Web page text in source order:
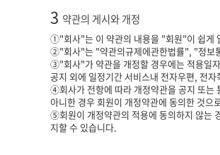
3 약관의 게시와 개정
①"회사"는 이 약관의 내용을 "회원"이 쉽게
②"회사"는 "약관의규제에관한법률", "정보
③"회사"가 약관을 개정할 경우에는 적용일
공지 외에 일정기간 서비스내 전자우편, 전
④회사가 전항에 따라 개정약관을 공지 또는
아니한 경우 회원이 개정약관에 동의한 것으
⑤회원이 개정약관의 적용에 동의하지 않는
지할 수 있습니다.